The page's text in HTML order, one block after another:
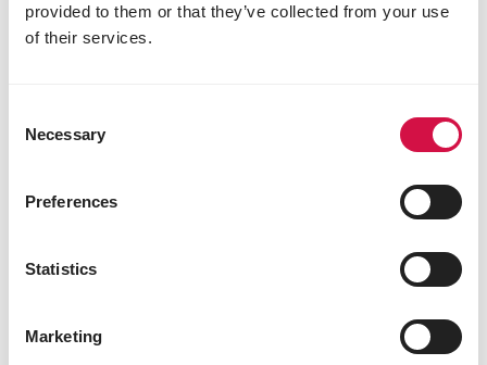
provided to them or that they’ve collected from your use
of their services.
Selection
Necessary
Preferences
Statistics
Marketing